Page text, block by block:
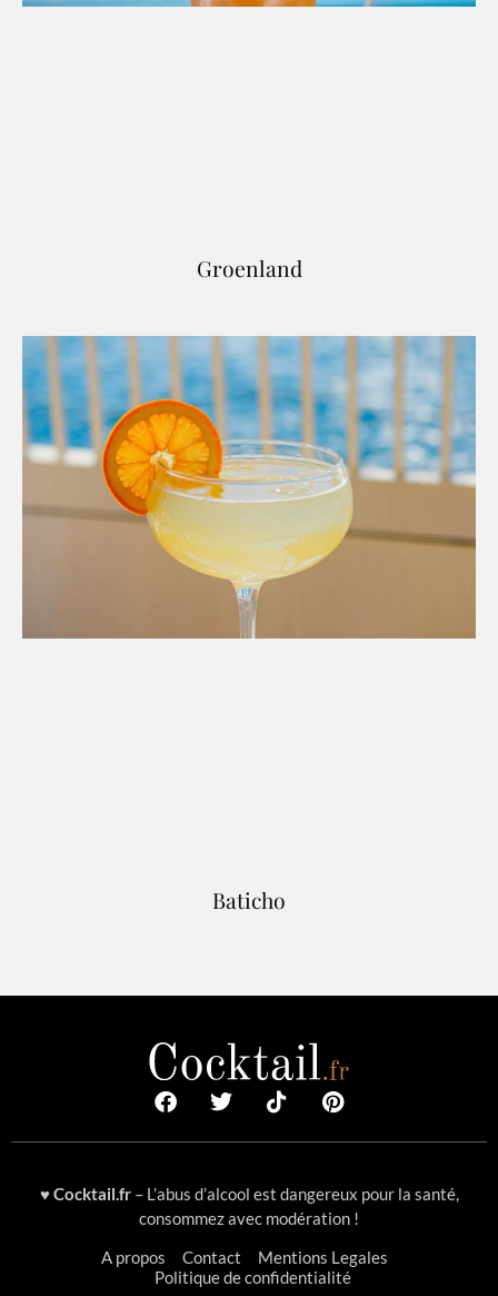
Groenland
Baticho
♥ Cocktail.fr– L’abus d’alcool est dangereux pour la santé,
consommez avec modération !
A propos
Contact
Mentions Legales
Politique de confidentialité